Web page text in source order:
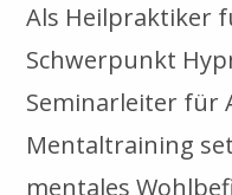
Als Heilpraktiker
Schwerpunkt
Seminarleiter für
Mentaltraining
mentales